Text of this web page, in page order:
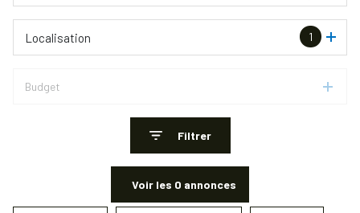
1
Localisation
Budget
Filtrer
Voir les 0 annonces